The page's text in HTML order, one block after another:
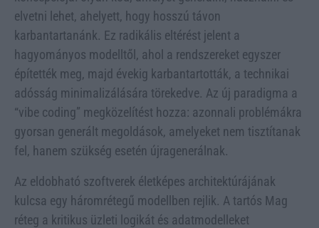
elvetni lehet, ahelyett, hogy hosszú távon
karbantartanánk. Ez radikális eltérést jelent a
hagyományos modelltől, ahol a rendszereket egyszer
építették meg, majd évekig karbantartották, a technikai
adósság minimalizálására törekedve. Az új paradigma a
“vibe coding” megközelítést hozza: azonnali problémákra
gyorsan generált megoldások, amelyeket nem tisztítanak
fel, hanem szükség esetén újragenerálnak.
Az eldobható szoftverek életképes architektúrájának
kulcsa egy háromrétegű modellben rejlik. A tartós Mag
réteg a kritikus üzleti logikát és adatmodelleket